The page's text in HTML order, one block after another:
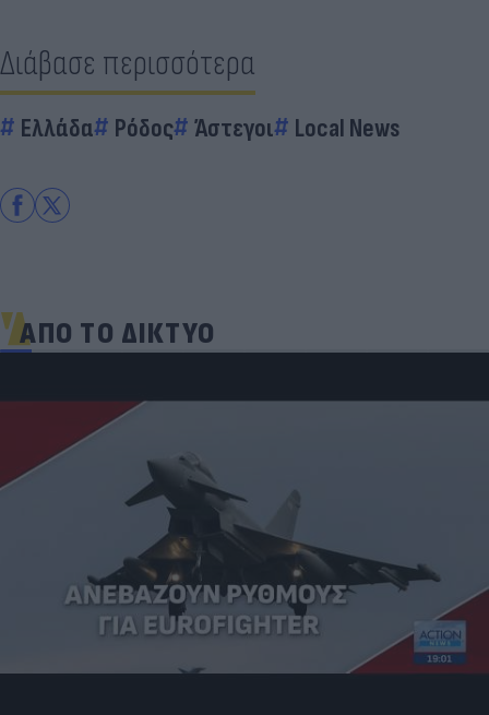
Διάβασε περισσότερα
Ελλάδα Ρόδος Άστεγοι Local News
ΑΠΟ ΤΟ ΔΙΚΤΥΟ